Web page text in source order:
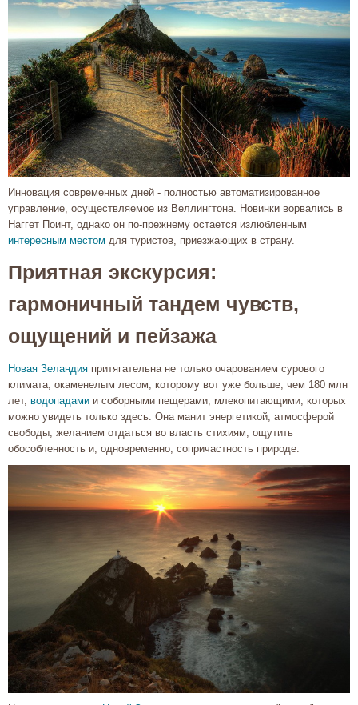
Инновация современных дней - полностью автоматизированное
управление, осуществляемое из Веллингтона. Новинки ворвались в
Наггет Поинт, однако он по-прежнему остается излюбленным
интересным местом для туристов, приезжающих в страну.
Приятная экскурсия:
гармоничный тандем чувств,
ощущений и пейзажа
Новая Зеландия притягательна не только очарованием сурового
климата, окаменелым лесом, которому вот уже больше, чем 180 млн
лет, водопадами и соборными пещерами, млекопитающими, которых
можно увидеть только здесь. Она манит энергетикой, атмосферой
свободы, желанием отдаться во власть стихиям, ощутить
обособленность и, одновременно, сопричастность природе.